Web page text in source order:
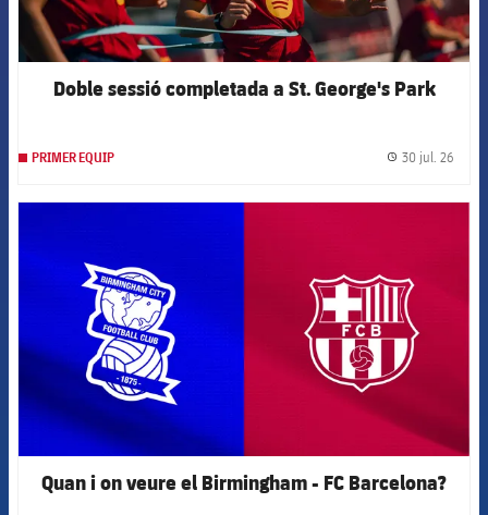
Doble sessió completada a St. George's Park
PRIMER EQUIP 30 jul. 26
Quan i on veure el Birmingham - FC Barcelona?